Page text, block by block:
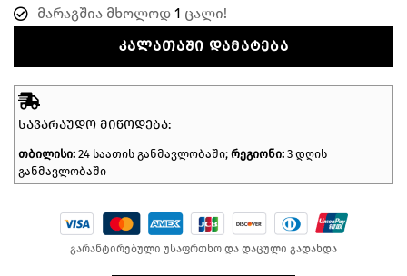
მარაგშია მხოლოდ 1 ცალი!
ᲙᲐᲚᲐᲗᲐᲨᲘ ᲓᲐᲛᲐᲢᲔᲑᲐ
ᲡᲐᲕᲐᲠᲐᲣᲓᲝ ᲛᲘᲬᲝᲓᲔᲑᲐ:
თბილისი: 24 საათის განმავლობაში; რეგიონი: 3 დღის
განმავლობაში
გარანტირებული უსაფრთხო და დაცული გადახდა